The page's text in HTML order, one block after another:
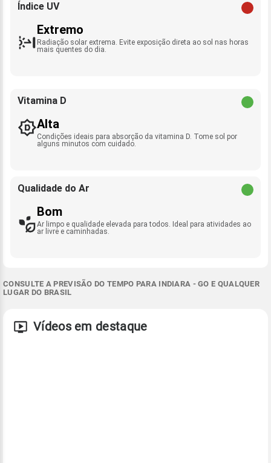
Índice UV
Extremo
Radiação solar extrema. Evite exposição direta ao sol nas horas
mais quentes do dia.
Vitamina D
Alta
Condições ideais para absorção da vitamina D. Tome sol por
alguns minutos com cuidado.
Qualidade do Ar
Bom
Ar limpo e qualidade elevada para todos. Ideal para atividades ao
ar livre e caminhadas.
CONSULTE A PREVISÃO DO TEMPO PARA INDIARA - GO E QUALQUER
LUGAR DO BRASIL
Vídeos em destaque